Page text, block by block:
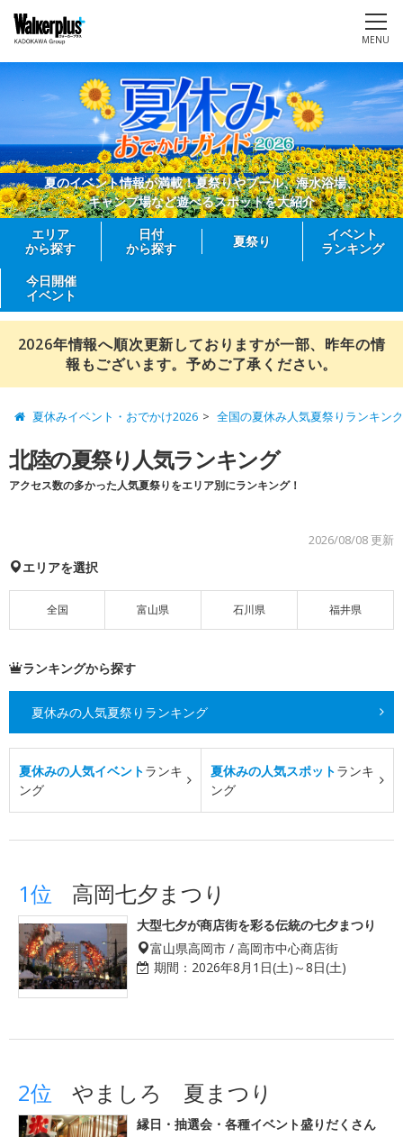
MENU
夏のイベント情報が満載！夏祭りやプール、海水浴場、
キャンプ場など遊べるスポットを大紹介
エリア
から探す
日付
から探す
夏祭り
イベント
ランキング
今日開催
イベント
2026年情報へ順次更新しておりますが一部、昨年の情
報もございます。予めご了承ください。
夏休みイベント・おでかけ2026 全国の夏休み人気夏祭りランキング
北陸の夏祭り人気ランキング
アクセス数の多かった人気夏祭りをエリア別にランキング！
2026/08/08 更新
エリアを選択
全国 富山県 石川県 福井県
ランキングから探す
夏休みの人気夏祭りランキング
夏休みの人気イベントランキ
ング
夏休みの人気スポットランキ
ング
1位 高岡七夕まつり
大型七夕が商店街を彩る伝統の七夕まつり
富山県高岡市 / 高岡市中心商店街
期間： 2026年8月1日(土)～8日(土)
2位 やましろ 夏まつり
縁日・抽選会・各種イベント盛りだくさん